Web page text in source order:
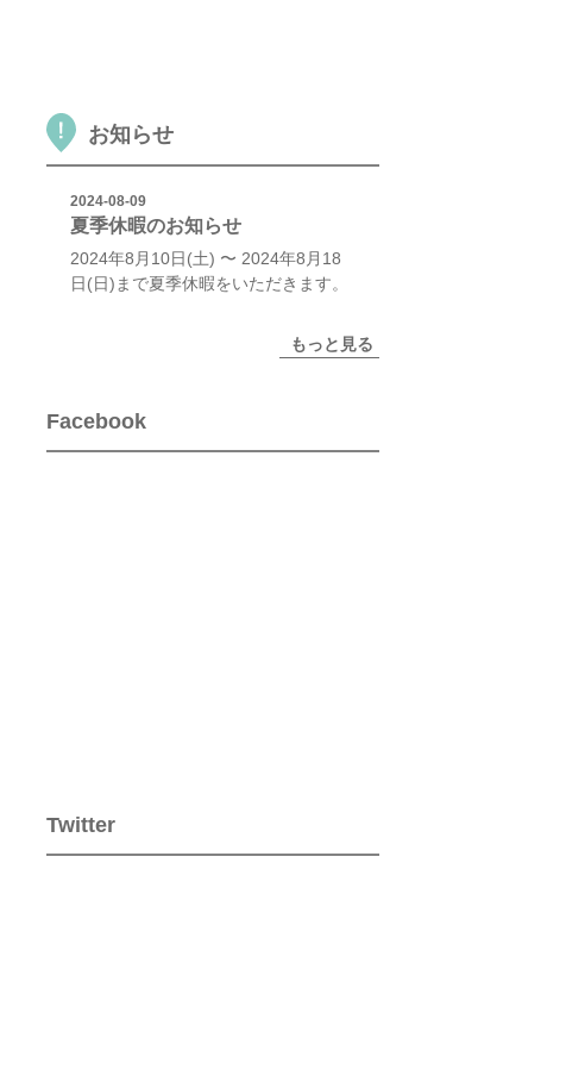
お知らせ
2024-08-09
夏季休暇のお知らせ
2024年8月10日(土) 〜 2024年8月18
日(日)まで夏季休暇をいただきます。
もっと見る
Facebook
Twitter